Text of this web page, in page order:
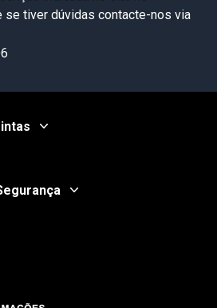
se tiver dúvidas contacte-nos via